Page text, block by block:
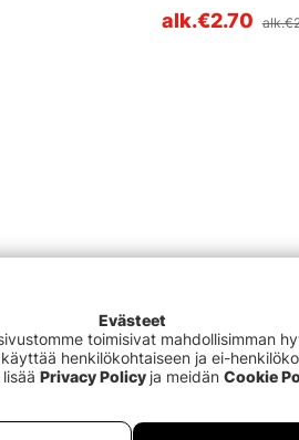
alk.€2.70
Evästeet
toimisivat mahdollisimman
henkilökohtaiseen ja ei-
Privacy Policy ja meidän Cookie